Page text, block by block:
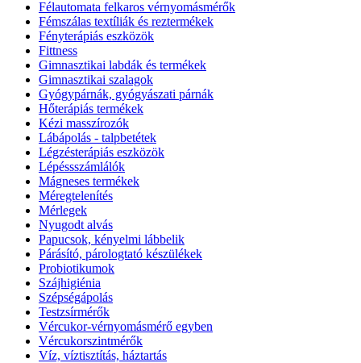
Félautomata felkaros vérnyomásmérők
Fémszálas textíliák és reztermékek
Fényterápiás eszközök
Fittness
Gimnasztikai labdák és termékek
Gimnasztikai szalagok
Gyógypárnák, gyógyászati párnák
Hőterápiás termékek
Kézi masszírozók
Lábápolás - talpbetétek
Légzésterápiás eszközök
Lépéssszámlálók
Mágneses termékek
Méregtelenítés
Mérlegek
Nyugodt alvás
Papucsok, kényelmi lábbelik
Párásító, párologtató készülékek
Probiotikumok
Szájhigiénia
Szépségápolás
Testzsírmérők
Vércukor-vérnyomásmérő egyben
Vércukorszintmérők
Víz, víztisztítás, háztartás